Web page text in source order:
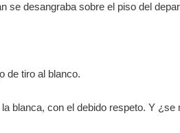
se desangraba sobre el piso del
de tiro al blanco.
blanca, con el debido respeto. Y ¿se